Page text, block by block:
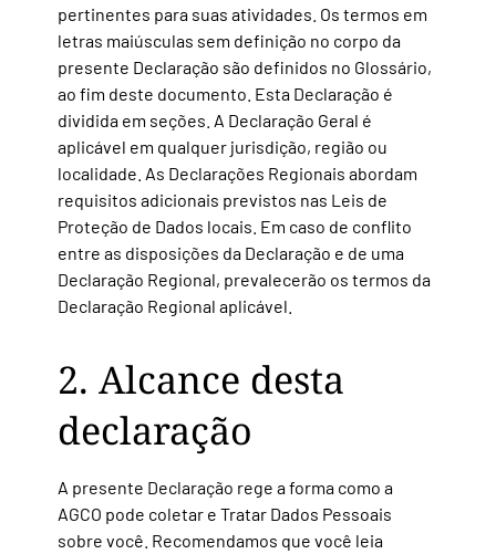
pertinentes para suas atividades. Os termos em
letras maiúsculas sem definição no corpo da
presente Declaração são definidos no Glossário,
ao fim deste documento. Esta Declaração é
dividida em seções. A Declaração Geral é
aplicável em qualquer jurisdição, região ou
localidade. As Declarações Regionais abordam
requisitos adicionais previstos nas Leis de
Proteção de Dados locais. Em caso de conflito
entre as disposições da Declaração e de uma
Declaração Regional, prevalecerão os termos da
Declaração Regional aplicável.
2. Alcance desta
declaração
A presente Declaração rege a forma como a
AGCO pode coletar e Tratar Dados Pessoais
sobre você. Recomendamos que você leia